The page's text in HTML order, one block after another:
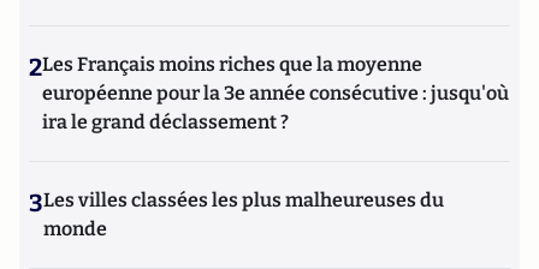
2Les Français moins riches que la moyenne
européenne pour la 3e année consécutive : jusqu'où
ira le grand déclassement ?
3Les villes classées les plus malheureuses du
monde